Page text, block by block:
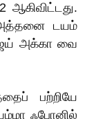
ஆகிவிட்டது.
அத்தனை டயம்
அக்கா வை
பற்றியே
ஃபோனில்